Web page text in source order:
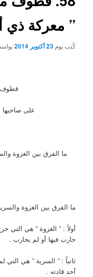
” معركة ذي
كُتب يوم23 أكتوبر 2014
بسم
قطوف
على صاحبها
ما الفرق بين الغزوة
ما الفرق بين الغزوة
أولاً : ” الغزوة ” هي التي
حارب فيها أو لم يحارب .
ثانياً : ” السرية ” هي
أحد قادته .